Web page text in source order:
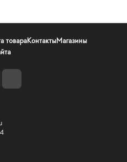
товараКонтактыМагазины